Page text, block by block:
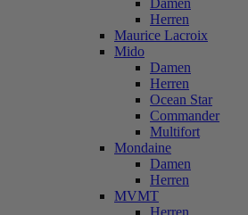
Damen
Herren
Maurice Lacroix
Mido
Damen
Herren
Ocean Star
Commander
Multifort
Mondaine
Damen
Herren
MVMT
Herren